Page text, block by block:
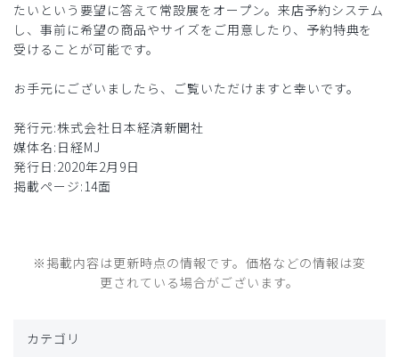
たいという要望に答えて常設展をオープン。来店予約システム
し、事前に希望の商品やサイズをご用意したり、予約特典を
受けることが可能です。
お手元にございましたら、ご覧いただけますと幸いです。
発行元:株式会社日本経済新聞社
媒体名:日経MJ
発行日:2020年2月9日
掲載ページ:14面
※掲載内容は更新時点の情報です。価格などの情報は変
更されている場合がございます。
カテゴリ